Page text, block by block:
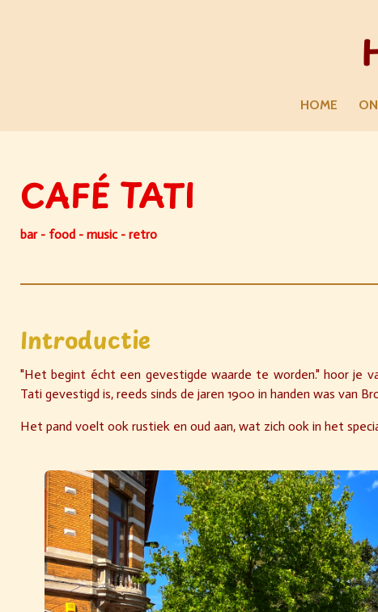
HOME
CAFÉ TATI
bar - food - music - retro
Introductie
"Het begint écht een gevestigde waarde te worden." hoor je
Tati gevestigd is, reeds sinds de jaren 1900 in handen was van
Het pand voelt ook rustiek en oud aan, wat zich ook in het